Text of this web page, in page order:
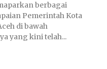
berbagai
Pemerintah Kota
di bawah
yang kini telah...